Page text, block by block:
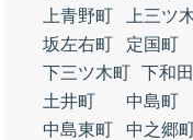
上青野町
上三ツ
坂左右町
定国町
下三ツ木町 下和
土井町
中島町
中島東町
中之郷